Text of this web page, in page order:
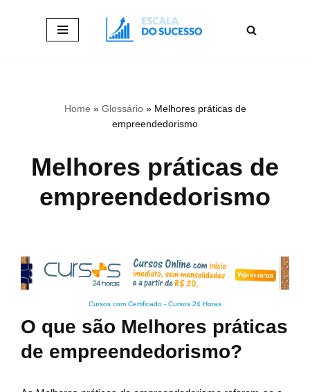
Home » Glossário» Melhores práticas de
empreendedorismo
Melhores práticas de
empreendedorismo
Cursos com Certificado - Cursos 24 Horas
O que são Melhores práticas
de empreendedorismo?